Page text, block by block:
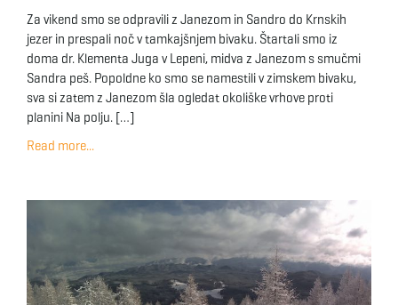
Za vikend smo se odpravili z Janezom in Sandro do Krnskih
jezer in prespali noč v tamkajšnjem bivaku. Štartali smo iz
doma dr. Klementa Juga v Lepeni, midva z Janezom s smučmi
Sandra peš. Popoldne ko smo se namestili v zimskem bivaku,
sva si zatem z Janezom šla ogledat okoliške vrhove proti
planini Na polju. […]
Read more...